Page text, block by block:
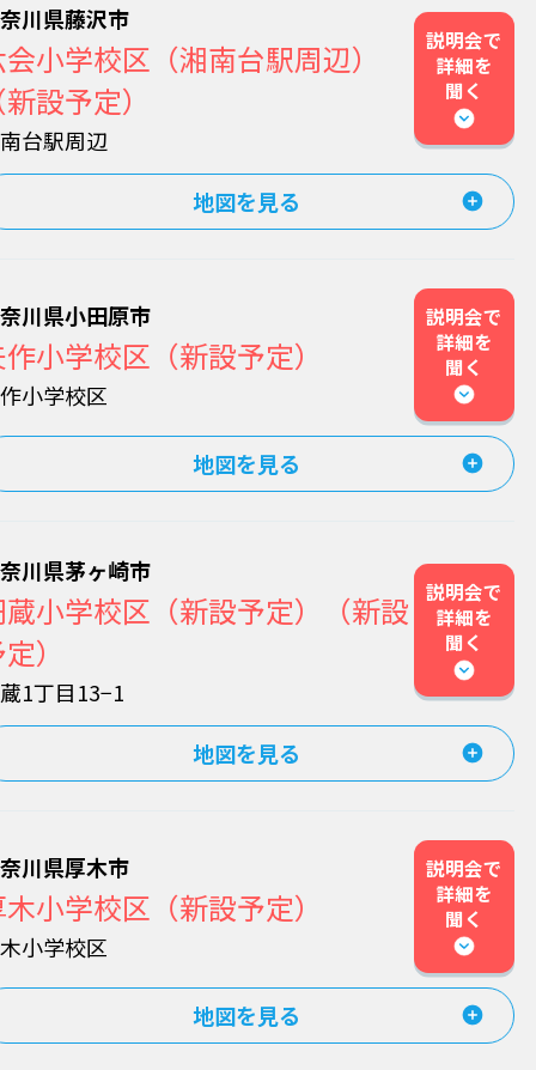
川県藤沢市
小学校区（湘南台駅周辺）
設予定）
台駅周辺
説明会で
詳細を
聞く
地図を見る
川県小田原市
小学校区（新設予定）
小学校区
説明会で
詳細を
聞く
地図を見る
川県茅ヶ崎市
小学校区（新設予定）（新設
）
1丁目13−1
説明会で
詳細を
聞く
地図を見る
川県厚木市
小学校区（新設予定）
小学校区
説明会で
詳細を
聞く
地図を見る